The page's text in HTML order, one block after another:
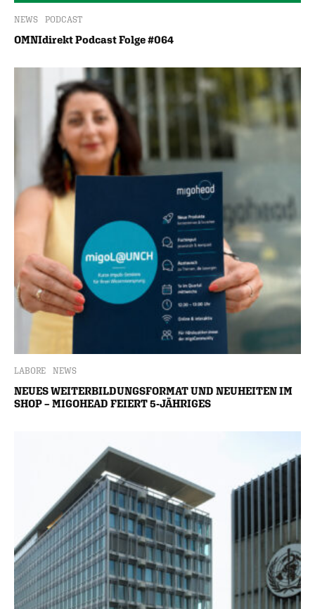
NEWS PODCAST
OMNIdirekt Podcast Folge #064
LABORE NEWS
NEUES WEITERBILDUNGSFORMAT UND NEUHEITEN IM
SHOP – MIGOHEAD FEIERT 5-JÄHRIGES